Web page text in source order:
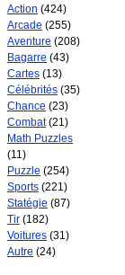
Action (424)
Arcade (255)
Aventure (208)
Bagarre (43)
Cartes (13)
Célébrités (35)
Chance (23)
Combat(21)
Math Puzzles
(11)
Puzzle (254)
Sports (221)
Statégie (87)
Tir (182)
Voitures (31)
Autre (24)